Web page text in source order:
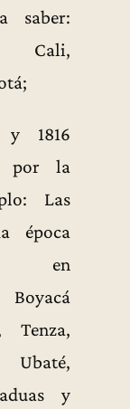
saber:
Cali,
1816
por la
Las
época
en
Tenza,
y